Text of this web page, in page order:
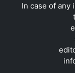
In case of any